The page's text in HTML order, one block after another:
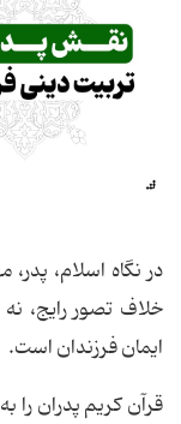
در نگاه اسلام،
خلاف تصور رایج،
ایمان فرزندان است.
قرآن کریم پدران را